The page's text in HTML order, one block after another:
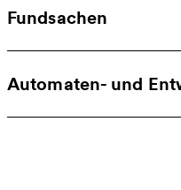
Fundsachen
Automaten- und